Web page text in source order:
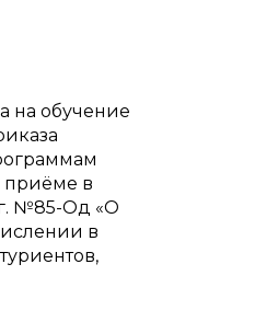
на обучение
приёме в
г. №85-Од «О
в